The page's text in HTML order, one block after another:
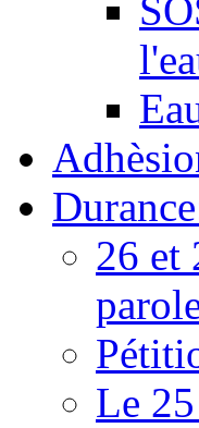
26 et
Le